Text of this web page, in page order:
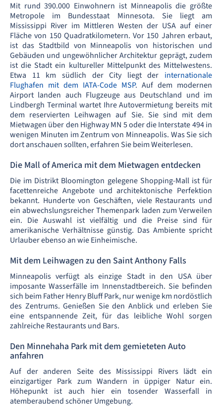
Mit rund 390.000 Einwohnern ist Minneapolis die größte
Metropole im Bundesstaat Minnesota. Sie liegt am
Mississippi River im Mittleren Westen der USA auf einer
Fläche von 150 Quadratkilometern. Vor 150 Jahren erbaut,
ist das Stadtbild von Minneapolis von historischen und
Gebäuden und ungewöhnlicher Architektur geprägt, zudem
ist die Stadt ein kultureller Mittelpunkt des Mittelwestens.
Etwa 11 km südlich der City liegt der internationale
Flughafen mit dem IATA-Code MSP. Auf dem modernen
Airport landen auch Flugzeuge aus Deutschland und im
Lindbergh Terminal wartet Ihre Autovermietung bereits mit
dem reservierten Leihwagen auf Sie. Sie sind mit dem
Mietwagen über den Highway MN 5 oder die Interstate 494 in
wenigen Minuten im Zentrum von Minneapolis. Was Sie sich
dort anschauen sollten, erfahren Sie beim Weiterlesen.
Die Mall of America mit dem Mietwagen entdecken
Die im Distrikt Bloomington gelegene Shopping-Mall ist für
facettenreiche Angebote und architektonische Perfektion
bekannt. Hunderte von Geschäften, viele Restaurants und
ein abwechslungsreicher Themenpark laden zum Verweilen
ein. Die Auswahl ist vielfältig und die Preise sind für
amerikanische Verhältnisse günstig. Das Ambiente spricht
Urlauber ebenso an wie Einheimische.
Mit dem Leihwagen zu den Saint Anthony Falls
Minneapolis verfügt als einzige Stadt in den USA über
imposante Wasserfälle im Innenstadtbereich. Sie befinden
sich beim Father Henry Bluff Park, nur wenige km nordöstlich
des Zentrums. Genießen Sie den Anblick und erleben Sie
eine entspannende Zeit, für das leibliche Wohl sorgen
zahlreiche Restaurants und Bars.
Den Minnehaha Park mit dem gemieteten Auto
anfahren
Auf der anderen Seite des Mississippi Rivers lädt ein
einzigartiger Park zum Wandern in üppiger Natur ein.
Höhepunkt ist auch hier ein tosender Wasserfall in
atemberaubend schöner Umgebung.